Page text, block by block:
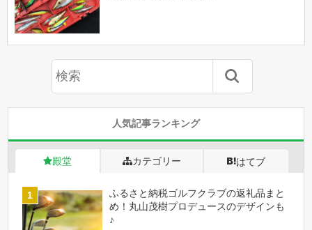
人気記事ランキング
殿堂 カテゴリー はてブ
ふるさと納税ゴルフクラブの返礼品まと
め！丸山茂樹プロデュースのデザインも
♪